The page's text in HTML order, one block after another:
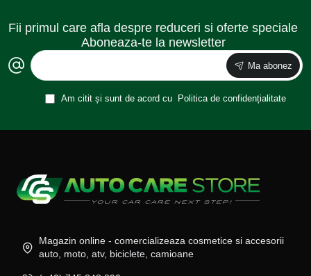
Fii primul care afla despre reduceri si oferte speciale
Aboneaza-te la newsletter
Ma abonez
Am citit și sunt de acord cu Politica de confidențialitate
Magazin online - comercializeaza cosmetice si accesorii
auto, moto, atv, biciclete, camioane